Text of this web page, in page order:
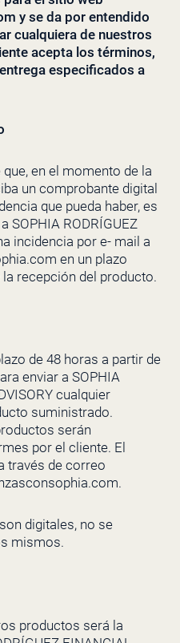
y se da por entendido
cualquiera de nuestros
acepta los términos,
especificados a
en el momento de la
un comprobante digital
que pueda haber, es
SOPHIA RODRÍGUEZ
incidencia por e- mail a
en un plazo
recepción del producto.
de 48 horas a partir de
enviar a SOPHIA
cualquier
suministrado.
serán
por el cliente. El
través de correo
digitales, no se
mismos.
productos será la